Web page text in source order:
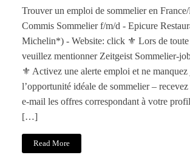
Trouver un emploi de sommelier en
Commis Sommelier f/m/d - Epicure
Michelin*) - Website: click ⚜️ Lors de toute
veuillez mentionner Zeitgeist Sommelier-
⚜️ Activez une alerte emploi et ne manquez
l’opportunité idéale de sommelier –
e-mail les offres correspondant à votre
[…]
Read More